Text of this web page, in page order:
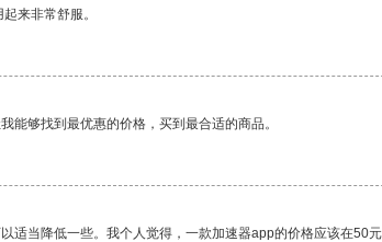
来非常舒服。
能够找到最优惠的价格，买到最合适的商品。
适当降低一些。我个人觉得，一款加速器app的价格应该在50元